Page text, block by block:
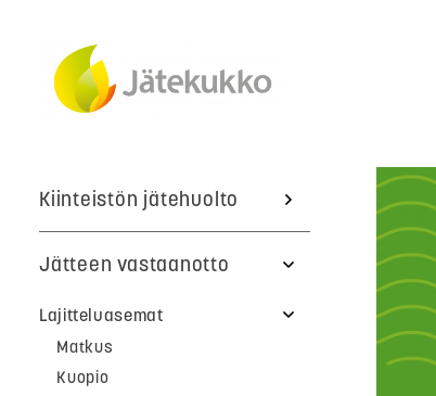
Kiinteistön jätehuolto
Jätteen vastaanotto
Lajitteluasemat
Matkus
Kuopio